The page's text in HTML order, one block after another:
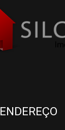
ENDEREÇO